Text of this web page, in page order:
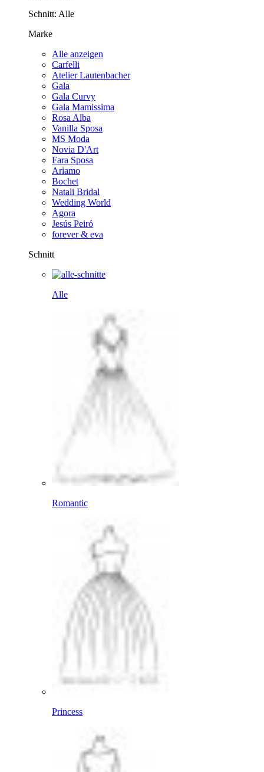
Schnitt: Alle
Marke
Alle anzeigen
Carfelli
Atelier Lautenbacher
Gala
Gala Curvy
Gala Mamissima
Rosa Alba
Vanilla Sposa
MS Moda
Novia D'Art
Fara Sposa
Ariamo
Bochet
Natali Bridal
Wedding World
Agora
Jesús Peiró
forever & eva
Schnitt
Alle
Romantic
Princess